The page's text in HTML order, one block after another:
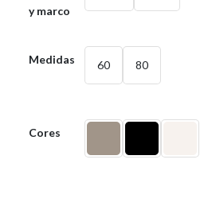
y marco
Medidas 60 80
Cores